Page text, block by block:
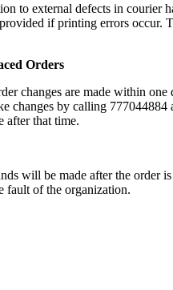
to external defects in courier
if printing errors occur.
Orders
changes are made within
changes by calling 777044884
after that time.
will be made after the order is
fault of the organization.